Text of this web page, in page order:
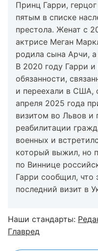
Принц Гарри,
пятым в списке
престола. Женат с
актрисе Меган
родила сына Арчи,
В 2020 году Гарри
обязанности,
и переехали в США,
апреля 2025 года
визитом во Львов и
реабилитации
военных и
который выжил, но
по Виннице
Гарри сообщил, что
последний визит в
Наши стандарты:
Главред